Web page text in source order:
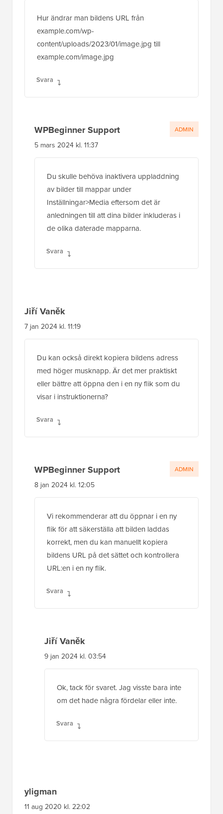
Hur ändrar man bildens URL från
example.com/wp-
content/uploads/2023/01/image.jpg till
example.com/image.jpg
Svara
WPBeginner Support
5 mars 2024 kl. 11:37
Du skulle behöva inaktivera uppladdning
av bilder till mappar under
Inställningar>Media eftersom det är
anledningen till att dina bilder inkluderas i
de olika daterade mapparna.
Svara
ADMIN
Jiří Vaněk
7 jan 2024 kl. 11:19
Du kan också direkt kopiera bildens adress
med höger musknapp. Är det mer praktiskt
eller bättre att öppna den i en ny flik som du
visar i instruktionerna?
Svara
WPBeginner Support
8 jan 2024 kl. 12:05
Vi rekommenderar att du öppnar i en ny
flik för att säkerställa att bilden laddas
korrekt, men du kan manuellt kopiera
bildens URL på det sättet och kontrollera
URL:en i en ny flik.
Svara
ADMIN
Jiří Vaněk
9 jan 2024 kl. 03:54
Ok, tack för svaret. Jag visste bara inte
om det hade några fördelar eller inte.
Svara
yligman
11 aug 2020 kl. 22:02